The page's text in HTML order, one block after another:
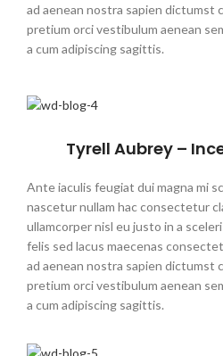
ad aenean nostra sapien dictumst
pretium orci vestibulum aenean
a cum adipiscing sagittis.
Tyrell Aubrey –
Ante iaculis feugiat dui magna mi
nascetur nullam hac consectetur
ullamcorper nisl eu justo in a
felis sed lacus maecenas
ad aenean nostra sapien dictumst
pretium orci vestibulum aenean
a cum adipiscing sagittis.